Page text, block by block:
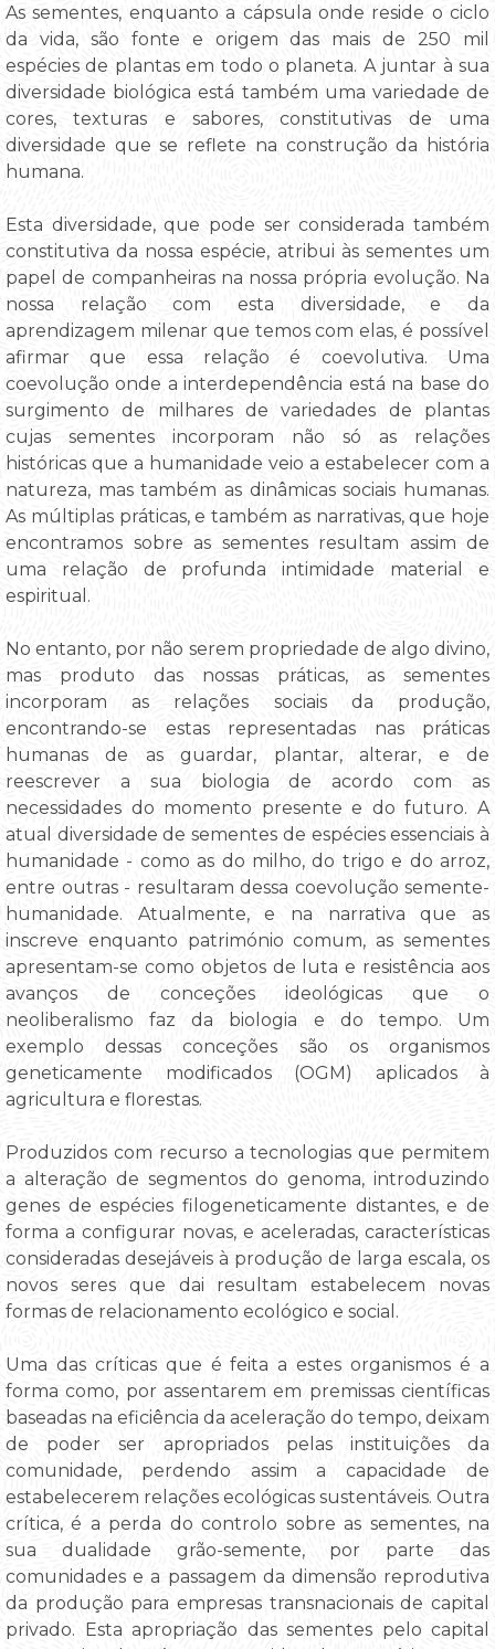
As sementes, enquanto a cápsula onde reside o ciclo
da vida, são fonte e origem das mais de 250 mil
espécies de plantas em todo o planeta. A juntar à sua
diversidade biológica está também uma variedade de
cores, texturas e sabores, constitutivas de uma
diversidade que se reflete na construção da história
humana.
Esta diversidade, que pode ser considerada também
constitutiva da nossa espécie, atribui às sementes um
papel de companheiras na nossa própria evolução. Na
nossa relação com esta diversidade, e da
aprendizagem milenar que temos com elas, é possível
afirmar que essa relação é coevolutiva. Uma
coevolução onde a interdependência está na base do
surgimento de milhares de variedades de plantas
cujas sementes incorporam não só as relações
históricas que a humanidade veio a estabelecer com a
natureza, mas também as dinâmicas sociais humanas.
As múltiplas práticas, e também as narrativas, que hoje
encontramos sobre as sementes resultam assim de
uma relação de profunda intimidade material e
espiritual.
No entanto, por não serem propriedade de algo divino,
mas produto das nossas práticas, as sementes
incorporam as relações sociais da produção,
encontrando-se estas representadas nas práticas
humanas de as guardar, plantar, alterar, e de
reescrever a sua biologia de acordo com as
necessidades do momento presente e do futuro. A
atual diversidade de sementes de espécies essenciais à
humanidade - como as do milho, do trigo e do arroz,
entre outras - resultaram dessa coevolução semente-
humanidade. Atualmente, e na narrativa que as
inscreve enquanto património comum, as sementes
apresentam-se como objetos de luta e resistência aos
avanços de conceções ideológicas que o
neoliberalismo faz da biologia e do tempo. Um
exemplo dessas conceções são os organismos
geneticamente modificados (OGM) aplicados à
agricultura e florestas.
Produzidos com recurso a tecnologias que permitem
a alteração de segmentos do genoma, introduzindo
genes de espécies filogeneticamente distantes, e de
forma a configurar novas, e aceleradas, características
consideradas desejáveis à produção de larga escala, os
novos seres que dai resultam estabelecem novas
formas de relacionamento ecológico e social.
Uma das críticas que é feita a estes organismos é a
forma como, por assentarem em premissas científicas
baseadas na eficiência da aceleração do tempo, deixam
de poder ser apropriados pelas instituições da
comunidade, perdendo assim a capacidade de
estabelecerem relações ecológicas sustentáveis. Outra
crítica, é a perda do controlo sobre as sementes, na
sua dualidade grão-semente, por parte das
comunidades e a passagem da dimensão reprodutiva
da produção para empresas transnacionais de capital
privado. Esta apropriação das sementes pelo capital